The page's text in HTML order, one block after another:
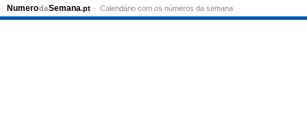
NumerodaSemana.pt Calendário com os números da semana